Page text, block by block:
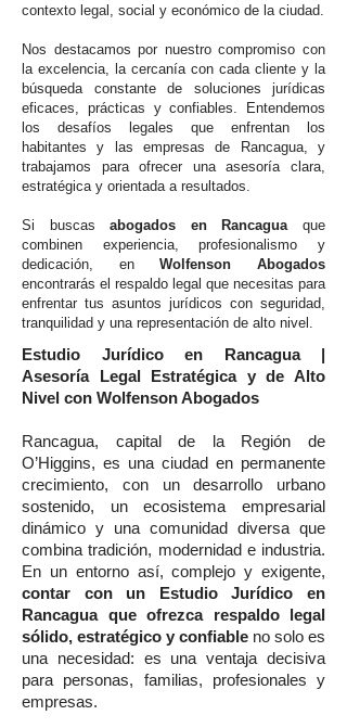
contexto legal, social y económico de la ciudad.
Nos destacamos por nuestro compromiso con
la excelencia, la cercanía con cada cliente y la
búsqueda constante de soluciones jurídicas
eficaces, prácticas y confiables. Entendemos
los desafíos legales que enfrentan los
habitantes y las empresas de Rancagua, y
trabajamos para ofrecer una asesoría clara,
estratégica y orientada a resultados.
Si buscasabogados en Rancaguaque
combinen experiencia, profesionalismo y
dedicación, enWolfenson Abogados
encontrarás el respaldo legal que necesitas para
enfrentar tus asuntos jurídicos con seguridad,
tranquilidad y una representación de alto nivel.
Estudio Jurídico en Rancagua |
Asesoría Legal Estratégica y de Alto
Nivel con Wolfenson Abogados
Rancagua, capital de la Región de
O’Higgins, es una ciudad en permanente
crecimiento, con un desarrollo urbano
sostenido, un ecosistema empresarial
dinámico y una comunidad diversa que
combina tradición, modernidad e industria.
En un entorno así, complejo y exigente,
contar con un Estudio Jurídico en
Rancagua que ofrezca respaldo legal
sólido, estratégico y confiable no solo es
una necesidad: es una ventaja decisiva
para personas, familias, profesionales y
empresas.